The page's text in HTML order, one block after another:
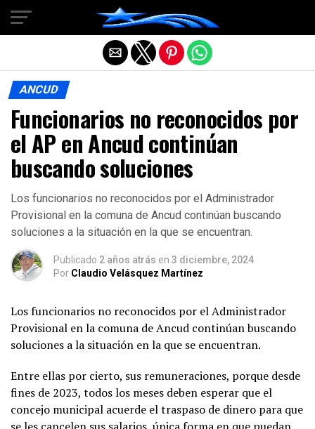
ANCUD
Funcionarios no reconocidos por
el AP en Ancud continúan
buscando soluciones
Los funcionarios no reconocidos por el Administrador
Provisional en la comuna de Ancud continúan buscando
soluciones a la situación en la que se encuentran.
Publicado 2 años atrás en 3 diciembre, 2024
Por Claudio Velásquez Martínez
Los funcionarios no reconocidos por el Administrador
Provisional en la comuna de Ancud continúan buscando
soluciones a la situación en la que se encuentran.
Entre ellas por cierto, sus remuneraciones, porque desde
fines de 2023, todos los meses deben esperar que el
concejo municipal acuerde el traspaso de dinero para que
Salir de la versión móvil